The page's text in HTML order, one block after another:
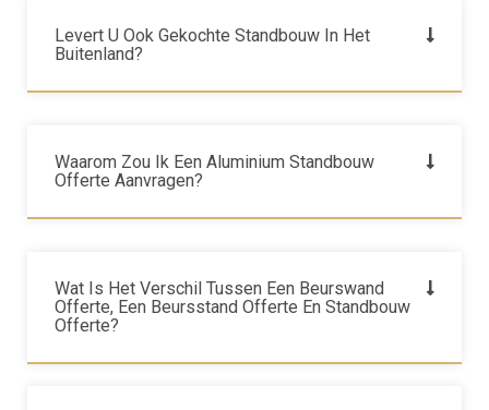
Levert U Ook Gekochte Standbouw In Het
Buitenland?
Waarom Zou Ik Een Aluminium Standbouw
Offerte Aanvragen?
Wat Is Het Verschil Tussen Een Beurswand
Offerte, Een Beursstand Offerte En Standbouw
Offerte?